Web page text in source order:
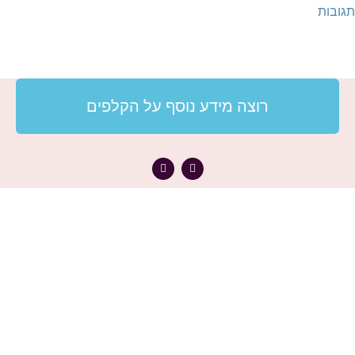
תגובות
רוצה מידע נוסף על הקלפים